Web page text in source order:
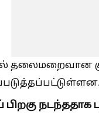
தலைமறைவான
பிறகு நடந்ததாக